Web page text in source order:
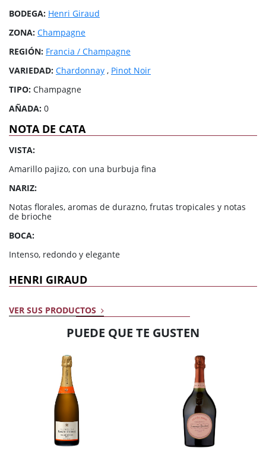
BODEGA: Henri Giraud
ZONA: Champagne
REGIÓN: Francia / Champagne
VARIEDAD: Chardonnay , Pinot Noir
TIPO: Champagne
AÑADA: 0
NOTA DE CATA
VISTA:
Amarillo pajizo, con una burbuja fina
NARIZ:
Notas florales, aromas de durazno, frutas tropicales y notas
de brioche
BOCA:
Intenso, redondo y elegante
HENRI GIRAUD
VER SUS PRODUCTOS
PUEDE QUE TE GUSTEN
AÑADIR Agotado